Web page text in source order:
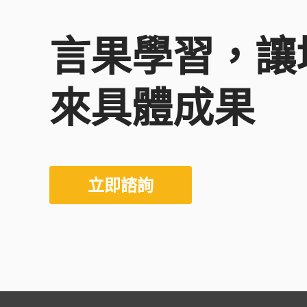
言果學習，
來具體成果
立即諮詢